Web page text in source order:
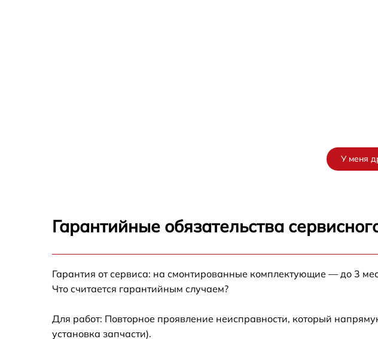
У меня
Гарантийные обязательства
Гарантия от сервиса: на смонтированные комплектующие — до 3
Что считается гарантийным случаем?
Для работ: Повторное проявление неисправности, который
установка запчасти).